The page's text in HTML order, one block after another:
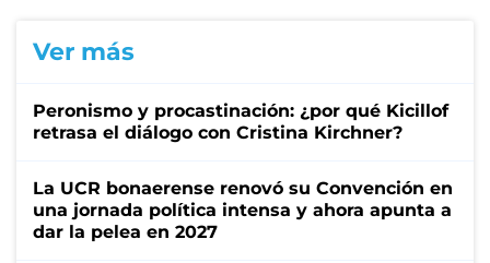
Ver más
Peronismo y procastinación: ¿por qué Kicillof
retrasa el diálogo con Cristina Kirchner?
La UCR bonaerense renovó su Convención en
una jornada política intensa y ahora apunta a
dar la pelea en 2027